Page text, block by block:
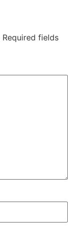
Required fields